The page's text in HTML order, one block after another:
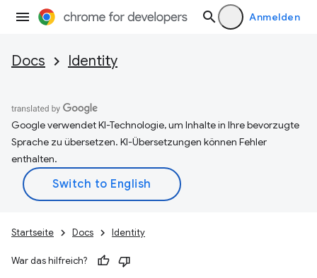
Anmelden
Docs Identity
Google verwendet KI-Technologie, um Inhalte in Ihre bevorzugte
Sprache zu übersetzen. KI-Übersetzungen können Fehler
enthalten.
Startseite Docs Identity
War das hilfreich?